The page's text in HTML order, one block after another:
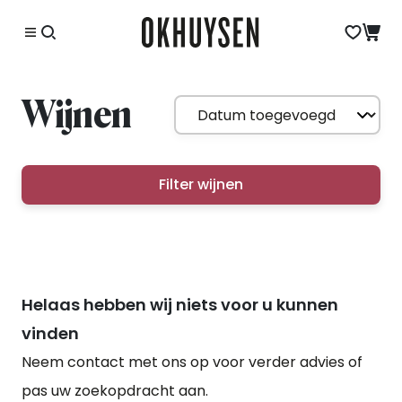
Wijnen
Filter wijnen
Helaas hebben wij niets voor u kunnen
vinden
Neem contact met ons op voor verder advies of
pas uw zoekopdracht aan.